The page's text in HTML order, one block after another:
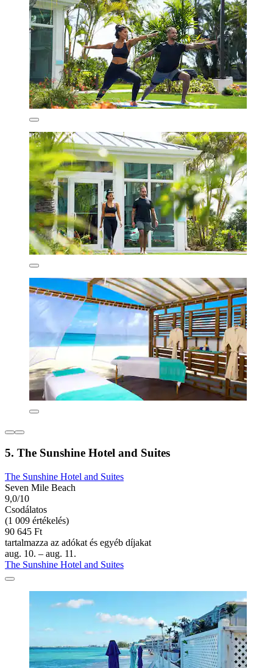
5. The Sunshine Hotel and Suites
The Sunshine Hotel and Suites
Seven Mile Beach
9,0/10
Csodálatos
(1 009 értékelés)
90 645 Ft
tartalmazza az adókat és egyéb díjakat
aug. 10. – aug. 11.
The Sunshine Hotel and Suites